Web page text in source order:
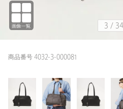
3 / 34
商品番号 4032-3-000081